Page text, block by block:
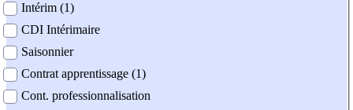
Intérim (1)
CDI Intérimaire
Saisonnier
Contrat apprentissage (1)
Cont. professionnalisation